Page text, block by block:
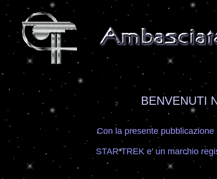
BENVENUTI
Con la presente
STAR TREK e' un marchio